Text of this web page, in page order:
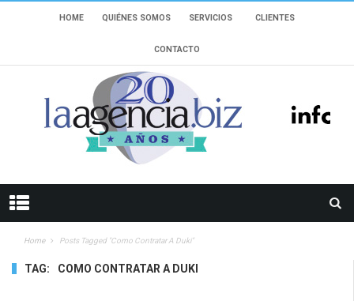
HOME QUIÉNES SOMOS SERVICIOS CLIENTES
CONTACTO
Home Posts Tagged "como Contratar A Duki"
TAG: COMO CONTRATAR A DUKI